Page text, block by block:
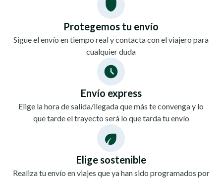
Protegemos tu envío
Sigue el envío en tiempo real y contacta con el viajero para
cualquier duda
Envío express
Elige la hora de salida/llegada que más te convenga y lo
que tarde el trayecto será lo que tarda tu envío
Elige sostenible
Realiza tu envío en viajes que ya han sido programados por